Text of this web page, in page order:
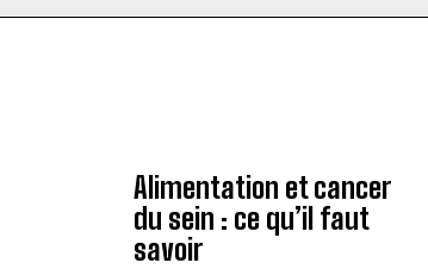
Alimentation et cancer
du sein : ce qu’il faut
savoir